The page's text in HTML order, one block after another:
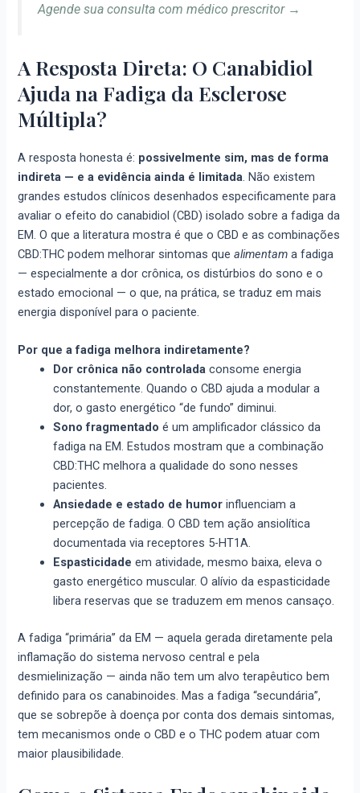
Agende sua consulta com médico prescritor →
A Resposta Direta: O Canabidiol
Ajuda na Fadiga da Esclerose
Múltipla?
A resposta honesta é: possivelmente sim, mas de forma
indireta — e a evidência ainda é limitada. Não existem
grandes estudos clínicos desenhados especificamente para
avaliar o efeito do canabidiol (CBD) isolado sobre a fadiga da
EM. O que a literatura mostra é que o CBD e as combinações
CBD:THC podem melhorar sintomas quealimentam a fadiga
— especialmente a dor crônica, os distúrbios do sono e o
estado emocional — o que, na prática, se traduz em mais
energia disponível para o paciente.
Por que a fadiga melhora indiretamente?
Dor crônica não controlada consome energia
constantemente. Quando o CBD ajuda a modular a
dor, o gasto energético “de fundo” diminui.
Sono fragmentado é um amplificador clássico da
fadiga na EM. Estudos mostram que a combinação
CBD:THC melhora a qualidade do sono nesses
pacientes.
Ansiedade e estado de humor influenciam a
percepção de fadiga. O CBD tem ação ansiolítica
documentada via receptores 5-HT1A.
Espasticidade em atividade, mesmo baixa, eleva o
gasto energético muscular. O alívio da espasticidade
libera reservas que se traduzem em menos cansaço.
A fadiga “primária” da EM — aquela gerada diretamente pela
inflamação do sistema nervoso central e pela
desmielinização — ainda não tem um alvo terapêutico bem
definido para os canabinoides. Mas a fadiga “secundária”,
que se sobrepõe à doença por conta dos demais sintomas,
tem mecanismos onde o CBD e o THC podem atuar com
maior plausibilidade.